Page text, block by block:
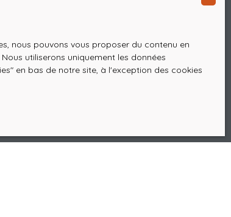
nous pouvons vous proposer du contenu en
utiliserons uniquement les données
en bas de notre site, à l'exception des cookies